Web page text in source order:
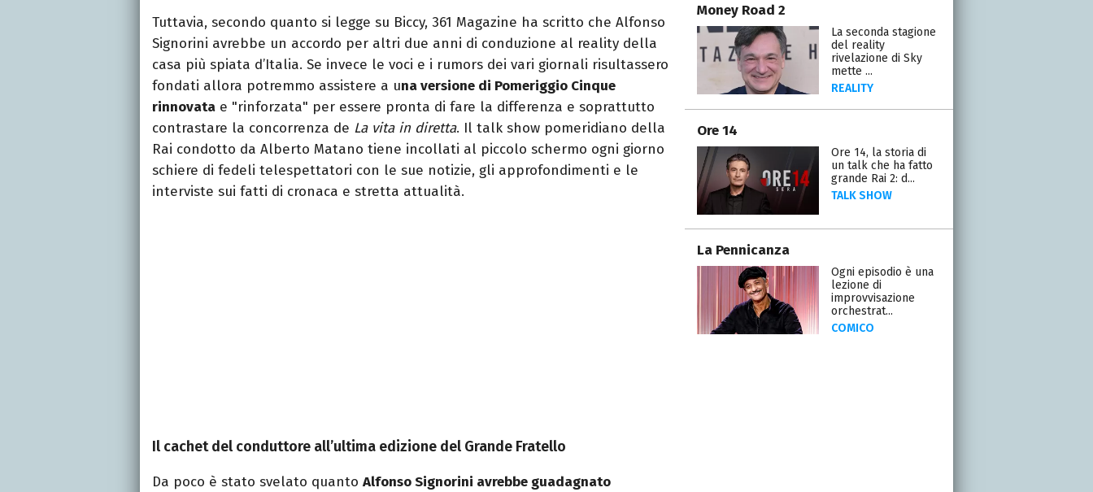
Tuttavia, secondo quanto si legge su Biccy, 361 Magazine ha scritto che Alfonso
Signorini avrebbe un accordo per altri due anni di conduzione al reality della
casa più spiata d’Italia. Se invece le voci e i rumors dei vari giornali risultassero
fondati allora potremmo assistere a una versione di Pomeriggio Cinque
rinnovata e "rinforzata" per essere pronta di fare la differenza e soprattutto
contrastare la concorrenza de La vita in diretta. Il talk show pomeridiano della
Rai condotto da Alberto Matano tiene incollati al piccolo schermo ogni giorno
schiere di fedeli telespettatori con le sue notizie, gli approfondimenti e le
interviste sui fatti di cronaca e stretta attualità.
Il cachet del conduttore all’ultima edizione del Grande Fratello
Da poco è stato svelato quanto Alfonso Signorini avrebbe guadagnato
Money Road 2
La seconda stagione
del reality
rivelazione di Sky
mette ...
REALITY
Ore 14
Ore 14, la storia di
un talk che ha fatto
grande Rai 2: d...
TALK SHOW
La Pennicanza
Ogni episodio è una
lezione di
improvvisazione
orchestrat...
COMICO